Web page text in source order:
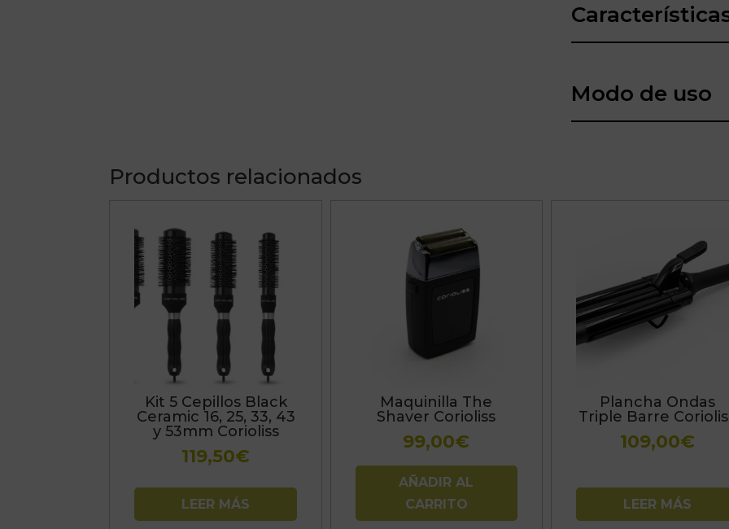
Modo de uso
Productos relacionados
Kit 5 Cepillos Black
Ceramic 16, 25, 33, 43
y 53mm Corioliss
119,50€
LEER MÁS
Maquinilla The
Shaver Corioliss
99,00€
AÑADIR AL
CARRITO
Plancha Ondas
Triple Barre
109,00€
LEER MÁS